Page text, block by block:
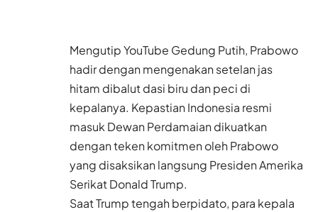
Mengutip YouTube Gedung Putih, Prabowo
hadir dengan mengenakan setelan jas
hitam dibalut dasi biru dan peci di
kepalanya. Kepastian Indonesia resmi
masuk Dewan Perdamaian dikuatkan
dengan teken komitmen oleh Prabowo
yang disaksikan langsung Presiden Amerika
Serikat Donald Trump.
Saat Trump tengah berpidato, para kepala